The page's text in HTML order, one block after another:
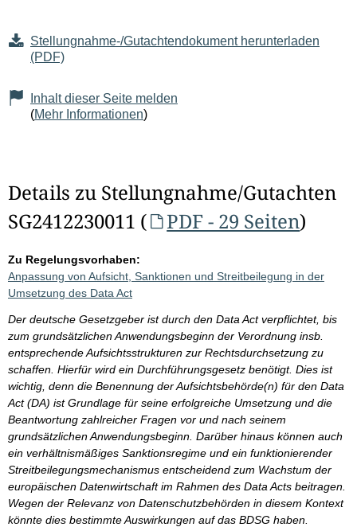
Stellungnahme-/Gutachtendokument herunterladen
(PDF)
Inhalt dieser Seite melden
(Mehr Informationen)
Details zu Stellungnahme/Gutachten
SG2412230011 (
PDF - 29 Seiten)
Zu Regelungsvorhaben:
Anpassung von Aufsicht, Sanktionen und Streitbeilegung in der
Umsetzung des Data Act
Der deutsche Gesetzgeber ist durch den Data Act verpflichtet, bis
zum grundsätzlichen Anwendungsbeginn der Verordnung insb.
entsprechende Aufsichtsstrukturen zur Rechtsdurchsetzung zu
schaffen. Hierfür wird ein Durchführungsgesetz benötigt. Dies ist
wichtig, denn die Benennung der Aufsichtsbehörde(n) für den Data
Act (DA) ist Grundlage für seine erfolgreiche Umsetzung und die
Beantwortung zahlreicher Fragen vor und nach seinem
grundsätzlichen Anwendungsbeginn. Darüber hinaus können auch
ein verhältnismäßiges Sanktionsregime und ein funktionierender
Streitbeilegungsmechanismus entscheidend zum Wachstum der
europäischen Datenwirtschaft im Rahmen des Data Acts beitragen.
Wegen der Relevanz von Datenschutzbehörden in diesem Kontext
könnte dies bestimmte Auswirkungen auf das BDSG haben.